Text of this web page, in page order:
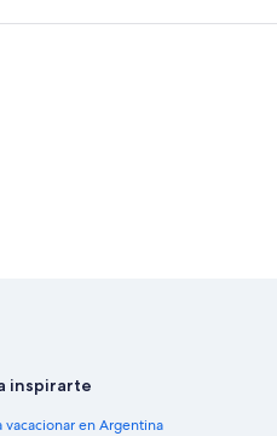
inspirarte
vacacionar en Argentina